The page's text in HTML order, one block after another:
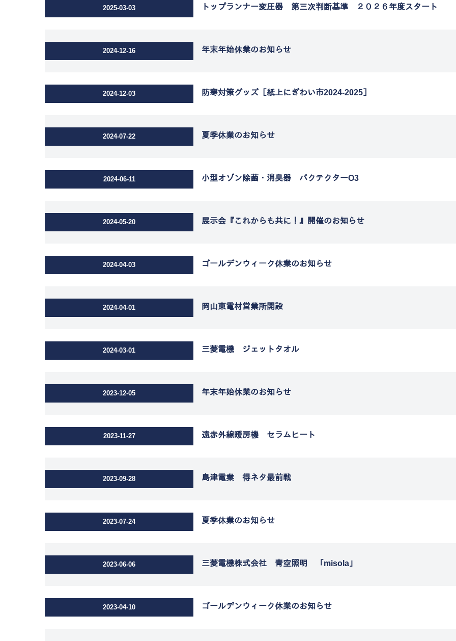
2025-03-03 トップランナー変圧器 第三次判断基準 ２０２６年度スタート
2024-12-16 年末年始休業のお知らせ
2024-12-03 防寒対策グッズ［紙上にぎわい市2024-2025］
2024-07-22 夏季休業のお知らせ
2024-06-11 小型オゾン除菌・消臭器 バクテクターO3
2024-05-20 展示会『これからも共に！』開催のお知らせ
2024-04-03 ゴールデンウィーク休業のお知らせ
2024-04-01 岡山東電材営業所開設
2024-03-01 三菱電機 ジェットタオル
2023-12-05 年末年始休業のお知らせ
2023-11-27 遠赤外線暖房機 セラムヒート
2023-09-28 島津電業 得ネタ最前戦
2023-07-24 夏季休業のお知らせ
2023-06-06 三菱電機株式会社 青空照明 「misola」
2023-04-10 ゴールデンウィーク休業のお知らせ